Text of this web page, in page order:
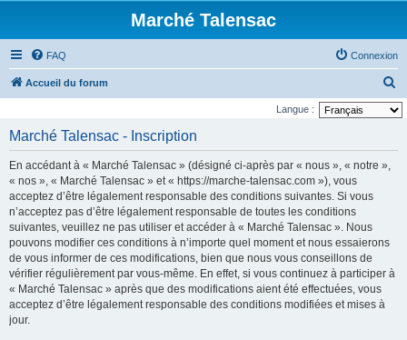
Marché Talensac
FAQ Connexion
Accueil du forum
e
Langue :
Marché Talensac - Inscription
En accédant à « Marché Talensac » (désigné ci-après par « nous », « notre »,
« nos », « Marché Talensac » et « https://marche-talensac.com »), vous
acceptez d’être légalement responsable des conditions suivantes. Si vous
n’acceptez pas d’être légalement responsable de toutes les conditions
suivantes, veuillez ne pas utiliser et accéder à « Marché Talensac ». Nous
pouvons modifier ces conditions à n’importe quel moment et nous essaierons
de vous informer de ces modifications, bien que nous vous conseillons de
vérifier régulièrement par vous-même. En effet, si vous continuez à participer à
« Marché Talensac » après que des modifications aient été effectuées, vous
acceptez d’être légalement responsable des conditions modifiées et mises à
jour.